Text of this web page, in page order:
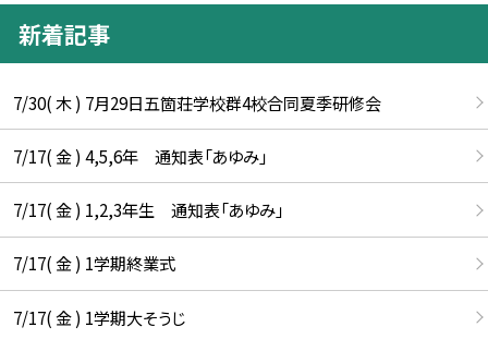
新着記事
7/30( 木 ) 7月29日五箇荘学校群4校合同夏季研修会
7/17( 金 ) 4,5,6年 通知表「あゆみ」
7/17( 金 ) 1,2,3年生 通知表「あゆみ」
7/17( 金 ) 1学期終業式
7/17( 金 ) 1学期大そうじ